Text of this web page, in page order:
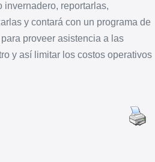
invernadero, reportarlas,
y contará con un programa de
proveer asistencia a las
y así limitar los costos operativos